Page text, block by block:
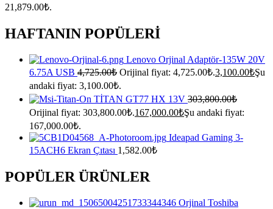
21,879.00₺.
HAFTANIN POPÜLERİ
Lenovo Orjinal Adaptör-135W 20V
6.75A USB 4,725.00₺ Orijinal fiyat: 4,725.00₺.3,100.00₺Şu
andaki fiyat: 3,100.00₺.
TİTAN GT77 HX 13V 303,800.00₺
Orijinal fiyat: 303,800.00₺.167,000.00₺Şu andaki fiyat:
167,000.00₺.
Ideapad Gaming 3-
15ACH6 Ekran Çıtası 1,582.00₺
POPÜLER ÜRÜNLER
Orjinal Toshiba